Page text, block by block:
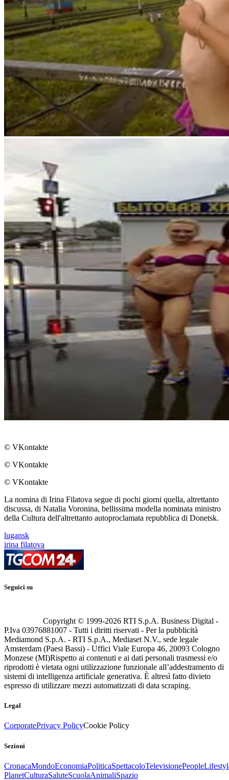
© VKontakte
© VKontakte
© VKontakte
La nomina di Irina Filatova segue di pochi giorni quella, altrettanto
discussa, di Natalia Voronina, bellissima modella nominata ministro
della Cultura dell'altrettanto autoproclamata repubblica di Donetsk.
lugansk
irina filatova
Seguici su
Copyright © 1999-2026 RTI S.p.A. Business Digital -
P.Iva 03976881007 - Tutti i diritti riservati - Per la pubblicità
Mediamond S.p.A. - RTI S.p.A., Mediaset N.V., sede legale
Amsterdam (Paesi Bassi) - Uffici Viale Europa 46, 20093 Cologno
Monzese (MI)Rispetto ai contenuti e ai dati personali trasmessi e/o
riprodotti è vietata ogni utilizzazione funzionale all’addestramento di
sistemi di intelligenza artificiale generativa. È altresì fatto divieto
espresso di utilizzare mezzi automatizzati di data scraping.
Legal
CorporatePrivacy PolicyCookie Policy
Sezioni
CronacaMondoEconomiaPoliticaSpettacoloTelevisionePeople
PlanetCulturaSaluteScuolaAnimaliSpazio